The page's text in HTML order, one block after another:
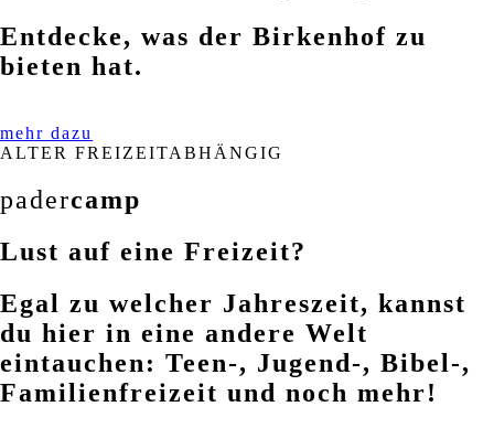
Entdecke, was der Birkenhof zu
bieten hat.
mehr dazu
ALTER FREIZEITABHÄNGIG
padercamp
Lust auf eine Freizeit?
Egal zu welcher Jahreszeit, kannst
du hier in eine andere Welt
eintauchen: Teen-, Jugend-, Bibel-,
Familienfreizeit und noch mehr!